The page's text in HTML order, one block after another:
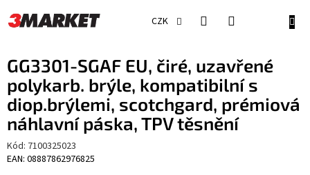
na
obsah
CZK
GG3301-SGAF EU, čiré, uzavřené
polykarb. brýle, kompatibilní s
diop.brýlemi, scotchgard, prémiová
náhlavní páska, TPV těsnění
Kód: 7100325023
EAN: 08887862976825